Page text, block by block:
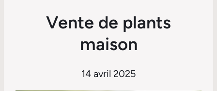
Vente de plants
maison
14 avril 2025